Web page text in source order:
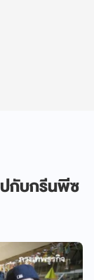
ปกับกรีนพีซ